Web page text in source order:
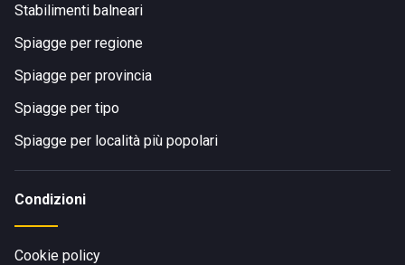
Stabilimenti balneari
Spiagge per regione
Spiagge per provincia
Spiagge per tipo
Spiagge per località più popolari
Condizioni
Cookie policy